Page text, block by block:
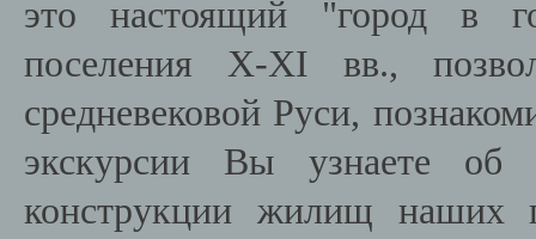
это настоящий "город в
поселения X-XI вв.,
средневековой Руси,
экскурсии Вы узнаете об
конструкции жилищ наших